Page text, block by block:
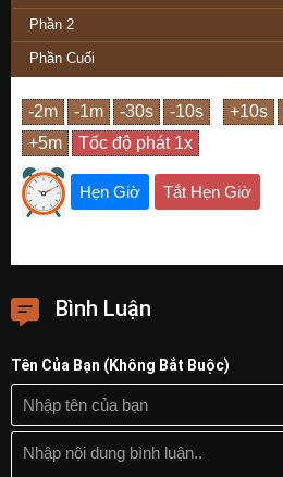
Phần 2
Phần Cuối
Hẹn Giờ Tắt Hẹn Giờ
Bình Luận
Tên Của Bạn (Không Bắt Buộc)